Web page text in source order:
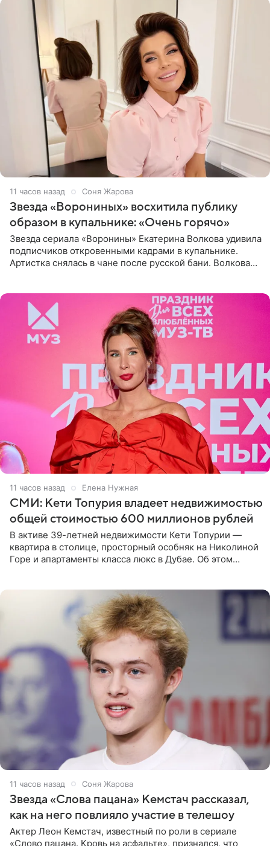
11 часов назад Соня Жарова
Звезда «Ворониных» восхитила публику
образом в купальнике: «Очень горячо»
Звезда сериала «Воронины» Екатерина Волкова удивила
подписчиков откровенными кадрами в купальнике.
Артистка снялась в чане после русской бани. Волкова
11 часов назад Елена Нужная
СМИ: Кети Топурия владеет недвижимостью
общей стоимостью 600 миллионов рублей
В активе 39-летней недвижимости Кети Топурии —
квартира в столице, просторный особняк на Николиной
Горе и апартаменты класса люкс в Дубае. Об этом
11 часов назад Соня Жарова
Звезда «Слова пацана» Кемстач рассказал,
как на него повлияло участие в телешоу
Актер Леон Кемстач, известный по роли в сериале
«Слово пацана. Кровь на асфальте», признался, что